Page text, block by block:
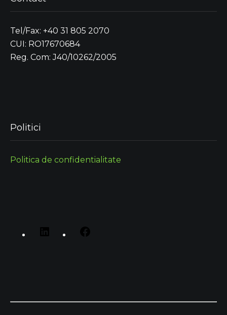
Tel/Fax: +40 31 805 2070
CUI: RO17670684
Reg. Com: J40/10262/2005
Politici
Politica de confidentialitate